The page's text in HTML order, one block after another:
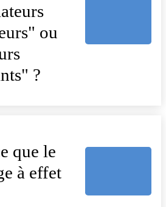
ou
?
que le
à effet